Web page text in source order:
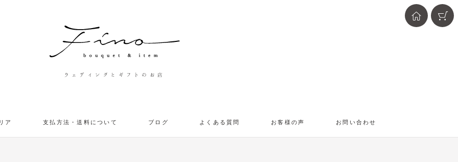
ウェディングとギフトのお店
ア 支払方法・送料について ブログ よくある質問 お客様の声 お問い合わせ